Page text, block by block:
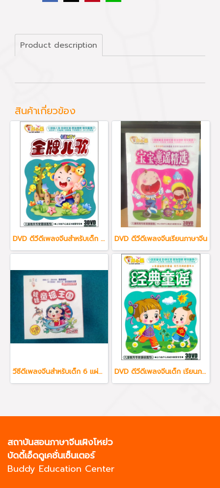
Product description
สินค้าเกี่ยวข้อง
DVD ดีวีดีเพลงจีนสำหรับเด็ก 3 แผ่น ชุด เพลงจีนเด็กยอดนิยม DVD ดีวีดีเพลงจีนเรียนภาษาจีน
วีซีดีเพลงจีนสำหรับเด็ก 6 แผ่น รวม 175 เพลง DVD ดีวีดีเพลงจีนเด็ก เรียนภาษาจีน 3 แผ่น
สถาบันสอนภาษาจีนเผิงโหย่ว
บัดดี้เอ็ดดูเคชั่นเซ็นเตอร์
Buddy Education Center